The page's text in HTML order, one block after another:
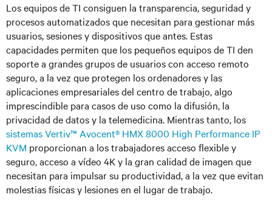
Los equipos de TI consiguen la transparencia, seguridad y
procesos automatizados que necesitan para gestionar más
usuarios, sesiones y dispositivos que antes. Estas
capacidades permiten que los pequeños equipos de TI den
soporte a grandes grupos de usuarios con acceso remoto
seguro, a la vez que protegen los ordenadores y las
aplicaciones empresariales del centro de trabajo, algo
imprescindible para casos de uso como la difusión, la
privacidad de datos y la telemedicina. Mientras tanto, los
sistemas Vertiv™ Avocent® HMX 8000 High Performance IP
KVM proporcionan a los trabajadores acceso flexible y
seguro, acceso a vídeo 4K y la gran calidad de imagen que
necesitan para impulsar su productividad, a la vez que evitan
molestias físicas y lesiones en el lugar de trabajo.